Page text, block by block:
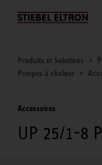
Entreprise
Produits et Solutions
Pompes à chaleur
Accessoires
UP 25/1-8